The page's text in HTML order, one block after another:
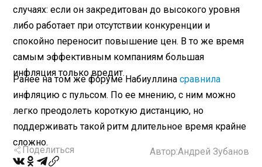
случаях: если он закредитован до высокого уровня
либо работает при отсутствии конкуренции и
спокойно переносит повышение цен. В то же время
самым эффективным компаниям большая
инфляция только вредит.
Ранее на том же форуме Набиуллинасравнила
инфляцию с пульсом. По ее мнению, с ним можно
легко преодолеть короткую дистанцию, но
поддерживать такой ритм длительное время крайне
сложно.
Поделиться Автор:Андрей Зубанов